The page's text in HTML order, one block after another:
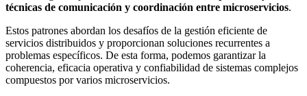
técnicas de comunicación y coordinación entre microservicios.
Estos patrones abordan los desafíos de la gestión eficiente de
servicios distribuidos y proporcionan soluciones recurrentes a
problemas específicos. De esta forma, podemos garantizar la
coherencia, eficacia operativa y confiabilidad de sistemas complejos
compuestos por varios microservicios.